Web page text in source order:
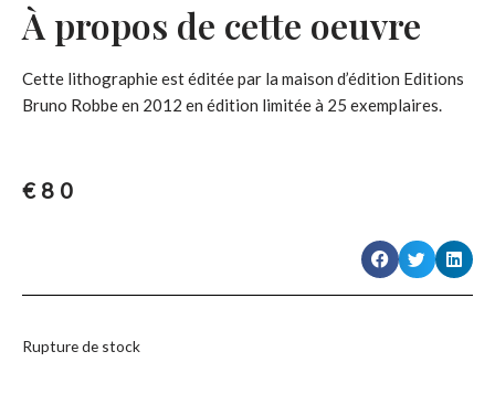
À propos de cette oeuvre
Cette lithographie est éditée par la maison d’édition Editions
Bruno Robbe en 2012 en édition limitée à 25 exemplaires.
€ 80
Rupture de stock